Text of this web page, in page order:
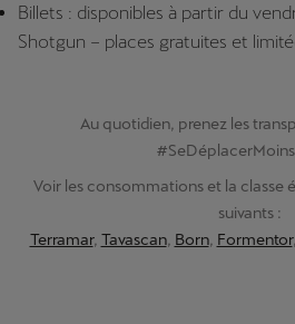
Billets : disponibles à partir du
Shotgun – places gratuites et
Au quotidien, prenez les
Voir les consommations et la classe
suivants :
Terramar, Tavascan, Born, Formentor,